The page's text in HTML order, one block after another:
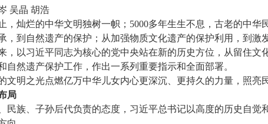
吴晶 胡浩
灿烂的中华文明独树一帜；5000多年生生不息，古老的中华
到自然遗产的保护；从加强物质文化遗产的保护利用，到激
以习近平同志为核心的党中央站在新的历史方位，从留住文
自然遗产保护工作，作出一系列重要指示和全面部署。
明之光点燃亿万中华儿女内心更深沉、更持久的力量，照亮民
局
、子孙后代负责的态度，习近平总书记以高度的历史自觉